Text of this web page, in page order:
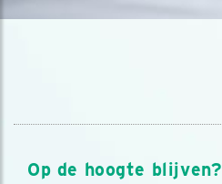
Op de hoogte blijven?